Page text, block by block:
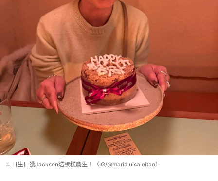
正日生日獲Jackson送蛋糕慶生！（IG/@marialuisaleitao）